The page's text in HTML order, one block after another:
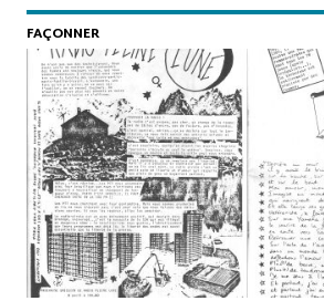
FAÇONNER